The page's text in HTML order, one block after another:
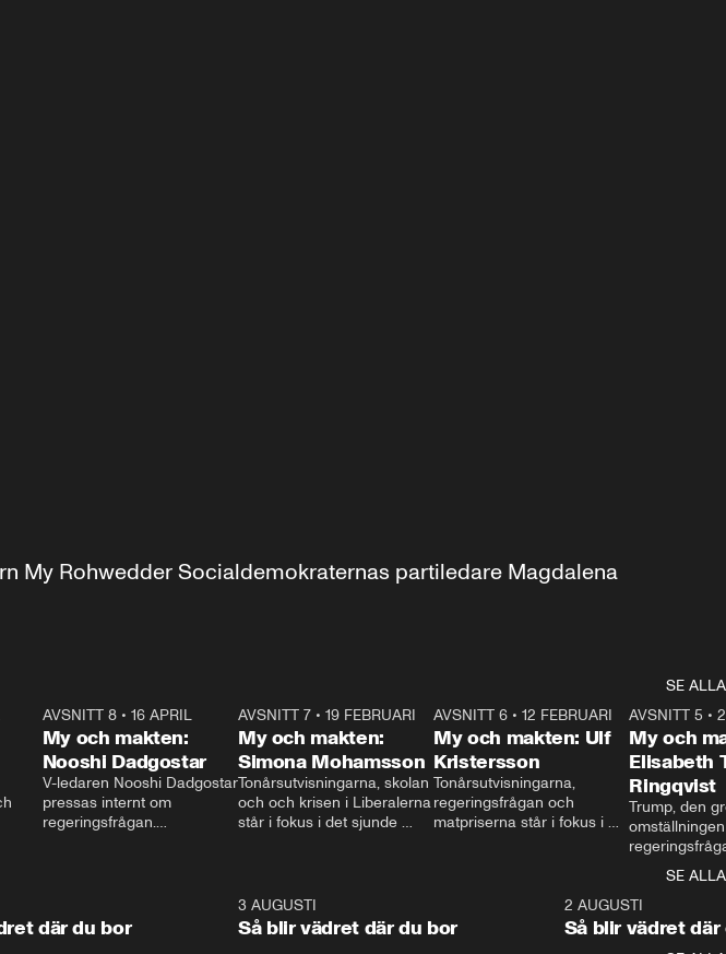
My Rohwedder Socialdemokraternas partiledare Magdalena
SE ALLA
AVSNITT 8• 16 APRIL
My och makten:
Nooshi Dadgostar
V-ledaren Nooshi Dadgostar
pressas internt om
regeringsfrågan.
– Vi ställer upp i val. Ska vi
vara med så sitter vi förstås
24:30
AVSNITT 7• 19 FEBRUARI
My och makten:
Simona Mohamsson
Tonårsutvisningarna, skolan
och och krisen i Liberalerna
står i fokus i det sjunde
kommentator My
Rohwedder ställer
utbildnings- och
27:30
AVSNITT 6 •12 FEBRUARI
My och makten: Ulf
Kristersson
Tonårsutvisningarna,
regeringsfrågan och
matpriserna står i fokus i
Rohwedder ställer
statsminister Ulf Kristersson
AVSNITT 5 •
My och
Elisabeth
Ringqvist
Trump, den
centrum i
avsnittet av
Makten”. Se
Aftonbladets
SE ALLA
där du bor
3 AUGUSTI
Så blir vädret där du bor
2 AUGUSTI
Så blir vädret där